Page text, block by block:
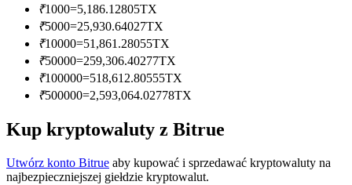
Informacja
₹1000=5,186.12805TX
₹5000=25,930.64027TX
₹10000=51,861.28055TX
₹50000=259,306.40277TX
₹100000=518,612.80555TX
₹500000=2,593,064.02778TX
Kup kryptowaluty z Bitrue
Utwórz konto Bitrue aby kupować i sprzedawać kryptowaluty na
najbezpieczniejszej giełdzie kryptowalut.